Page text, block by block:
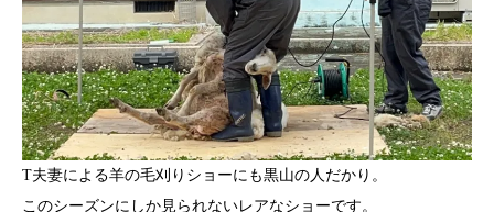
T夫妻による羊の毛刈りショーにも黒山の人だかり。
このシーズンにしか見られないレアなショーです。